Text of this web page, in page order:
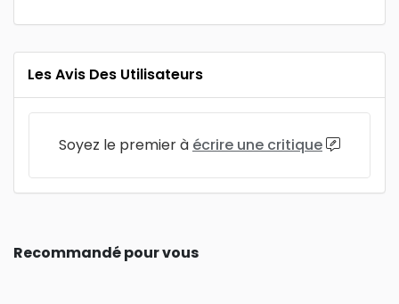
Les Avis Des Utilisateurs
Soyez le premier à écrire une critique
Recommandé pour vous